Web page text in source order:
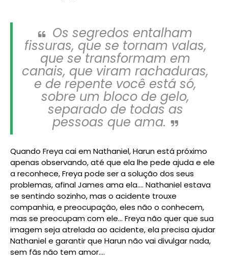
Os segredos entalham
fissuras, que se tornam valas,
que se transformam em
canais, que viram rachaduras,
e de repente você está só,
sobre um bloco de gelo,
separado de todas as
pessoas que ama.
Quando Freya cai em Nathaniel, Harun está próximo
apenas observando, até que ela lhe pede ajuda e ele
a reconhece, Freya pode ser a solução dos seus
problemas, afinal James ama ela.... Nathaniel estava
se sentindo sozinho, mas o acidente trouxe
companhia, e preocupação, eles não o conhecem,
mas se preocupam com ele... Freya não quer que sua
imagem seja atrelada ao acidente, ela precisa ajudar
Nathaniel e garantir que Harun não vai divulgar nada,
sem fãs não tem amor....